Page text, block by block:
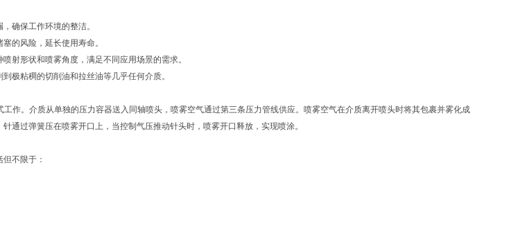
确保工作环境的整洁。
的风险，延长使用寿命。
射形状和喷雾角度，满足不同应用场景的需求。
极粘稠的切削油和拉丝油等几乎任何介质。
作。介质从单独的压力容器送入同轴喷头，喷雾空气通过第三条压力管线供应。喷雾空气在介质离开喷头时将其包裹并雾化成
通过弹簧压在喷雾开口上，当控制气压推动针头时，喷雾开口释放，实现喷涂。
不限于：